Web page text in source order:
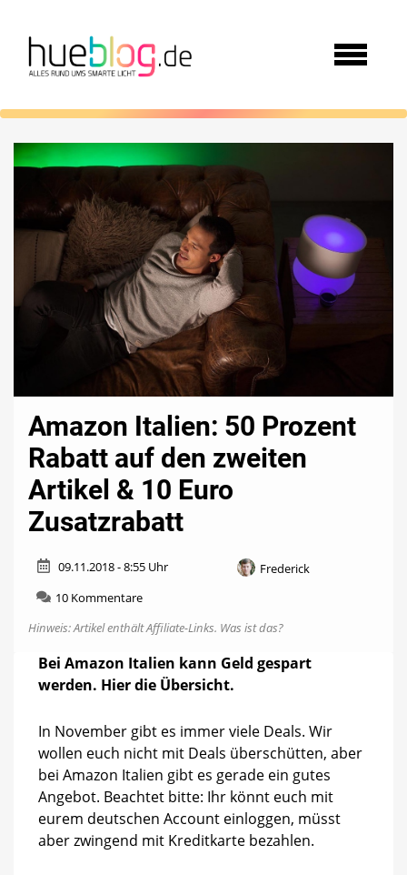
Amazon Italien: 50 Prozent
Rabatt auf den zweiten
Artikel & 10 Euro
Zusatzrabatt
09.11.2018 - 8:55 Uhr
Frederick
10 Kommentarezu
Italien:
Prozent
Rabatt
zweiten
Artikel
&
Euro
Zusatzrabatt
Hinweis: Artikel enthält Affiliate-Links. Was ist das?
Bei Amazon Italien kann Geld gespart
werden. Hier die Übersicht.
In November gibt es immer viele Deals. Wir
wollen euch nicht mit Deals überschütten, aber
bei Amazon Italien gibt es gerade ein gutes
Angebot. Beachtet bitte: Ihr könnt euch mit
eurem deutschen Account einloggen, müsst
aber zwingend mit Kreditkarte bezahlen.